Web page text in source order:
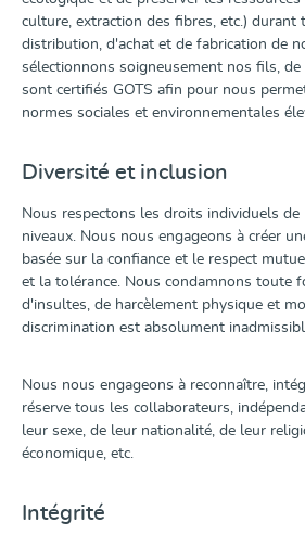
culture, extraction des fibres, etc.) durant
distribution, d'achat et de fabrication de
sélectionnons soigneusement nos fils, de
sont certifiés GOTS afin pour nous
normes sociales et environnementales
Diversité et inclusion
Nous respectons les droits individuels
niveaux. Nous nous engageons à créer
basée sur la confiance et le respect
et la tolérance. Nous condamnons toute
d'insultes, de harcèlement physique et
discrimination est absolument
Nous nous engageons à reconnaître,
réserve tous les collaborateurs,
leur sexe, de leur nationalité, de leur
économique, etc.
Intégrité